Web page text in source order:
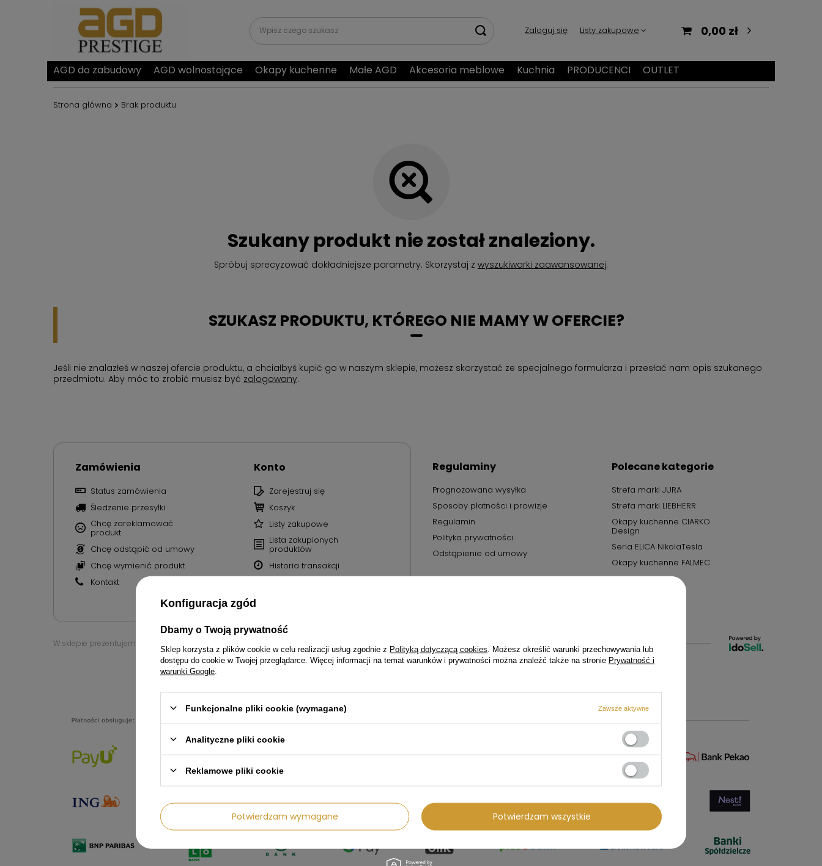
Zaloguj się Listy zakupowe 0,00 zł
AGD do zabudowy AGD wolnostojące Okapy kuchenne Małe AGD Akcesoria meblowe Kuchnia PRODUCENCI OUTLET
Strona główna Brak produktu
Szukany produkt nie został znaleziony.
Spróbuj sprecyzować dokładniejsze parametry. Skorzystaj z wyszukiwarki zaawansowanej.
SZUKASZ PRODUKTU, KTÓREGO NIE MAMY W OFERCIE?
Jeśli nie znalazłeś w naszej ofercie produktu, a chciałbyś kupić go w naszym sklepie, możesz skorzystać ze specjalnego formularza i przesłać nam opis szukanego
przedmiotu. Aby móc to zrobić musisz być zalogowany.
Zamówienia
Status zamówienia
Śledzenie przesyłki
Chcę zareklamować
produkt
Chcę odstąpić od umowy
Chcę wymienić produkt
Kontakt
Konto
Zarejestruj się
Koszyk
Listy zakupowe
Lista zakupionych
produktów
Historia transakcji
Regulaminy
Prognozowana wysyłka
Sposoby płatności i prowizje
Regulamin
Polityka prywatności
Odstąpienie od umowy
Polecane kategorie
Strefa marki JURA
Strefa marki LIEBHERR
Okapy kuchenne CIARKO
Design
Seria ELICA NikolaTesla
Okapy kuchenne FALMEC
W sklepie prezentujemy ceny brutto (z VAT).
Konfiguracja zgód
Dbamy o Twoją prywatność
Sklep korzysta z plików cookie w celu realizacji usług zgodnie z Polityką dotyczącą cookies . Możesz określić warunki przechowywania lub
dostępu do cookie w Twojej przeglądarce. Więcej informacji na temat warunków i prywatności można znaleźć także na stronie Prywatność i
warunki Google
Funkcjonalne pliki cookie (wymagane) Zawsze aktywne
Analityczne pliki cookie
Reklamowe pliki cookie
Potwierdzam wymagane Potwierdzam wszystkie